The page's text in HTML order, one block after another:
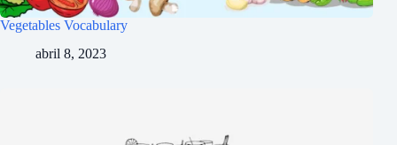
Vegetables Vocabulary
abril 8, 2023